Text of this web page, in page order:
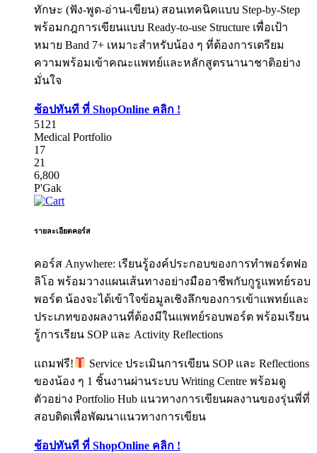
ทักษะ (ฟัง-พูด-อ่าน-เขียน) สอนเทคนิคแบบ Step-by-Step
พร้อมกฎการเขียนแบบ Ready-to-use Structure เพื่อเป้า
หมาย Band 7+ เหมาะสำหรับน้อง ๆ ที่ต้องการเตรียม
ความพร้อมเข้าคณะแพทย์และหลักสูตรนานาชาติอย่าง
มั่นใจ
ช้อปทันที ที่ ShopOnline คลิก !
5121
Medical Portfolio
17
21
6,800
P'Gak
รายละเอียดคอร์ส
คอร์ส Anywhere: เรียนรู้องค์ประกอบของการทำพอร์ตฟอ
ลิโอ พร้อมวางแผนเส้นทางอย่างมืออาชีพกับกูรูแพทย์รอบ
พอร์ต น้องจะได้เข้าใจข้อมูลเชิงลึกของการเข้าแพทย์และ
ประเภทของผลงานที่ต้องมีในแพทย์รอบพอร์ต พร้อมเรียน
รู้การเรียน SOP และ Activity Reflections
แถมฟรี!
Service ประเมินการเขียน SOP และ Reflections
ของน้อง ๆ 1 ชิ้นงานผ่านระบบ Writing Centre พร้อมดู
ตัวอย่าง Portfolio Hub แนวทางการเขียนผลงานของรุ่นพี่ที่
สอบติดเพื่อพัฒนาแนวทางการเขียน
ช้อปทันที ที่ ShopOnline คลิก !